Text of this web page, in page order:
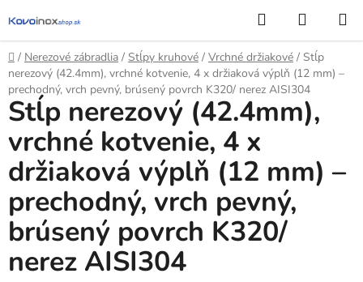
na
obsah
Hľadať
KOŠÍK
Domov
/ Nerezové zábradlia / Stĺpy kruhové / Vrchné držiakové / Stĺp
nerezový (42.4mm), vrchné kotvenie, 4 x držiaková výplň (12 mm) –
prechodný, vrch pevný, brúsený povrch K320/ nerez AISI304
Stĺp nerezový (42.4mm),
vrchné kotvenie, 4 x
držiaková výplň (12 mm) –
prechodný, vrch pevný,
brúsený povrch K320/
nerez AISI304